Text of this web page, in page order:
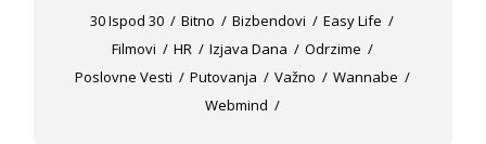
30 Ispod 30 Bitno Bizbendovi
Easy Life
Filmovi
HR Izjava Dana
Odrzime
Poslovne Vesti
Putovanja Važno
Wannabe
Webmind